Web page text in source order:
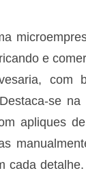
e
com
se
apliques
cada